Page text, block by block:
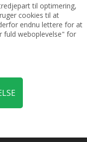
til optimering,
cookies til at
endnu lettere for at
fuld weboplevelse" for
cm -
Cold Fusion
- Postkasserød